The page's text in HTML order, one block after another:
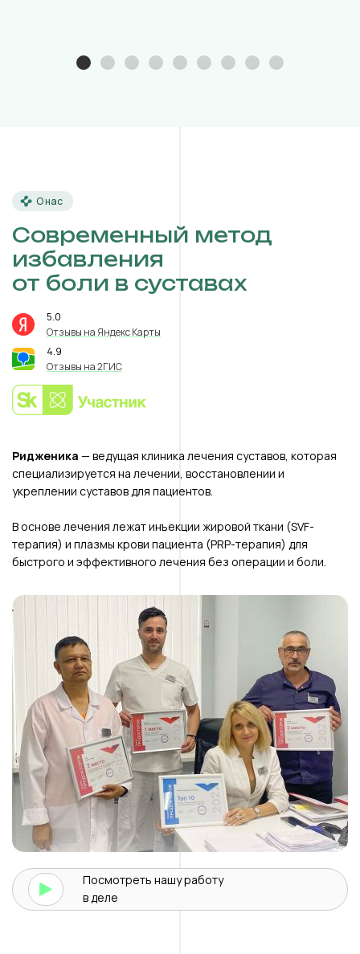
О нас
Современный метод
избавления
от боли в суставах
5.0
Отзывы на Яндекс Карты
4.9
Отзывы на 2ГИС
Ридженика — ведущая клиника лечения суставов, которая
специализируется на лечении, восстановлении и
укреплении суставов для пациентов.
В основе лечения лежат инъекции жировой ткани (SVF-
терапия) и плазмы крови пациента (PRP-терапия) для
быстрого и эффективного лечения без операции и боли.
Посмотреть нашуработу
в деле